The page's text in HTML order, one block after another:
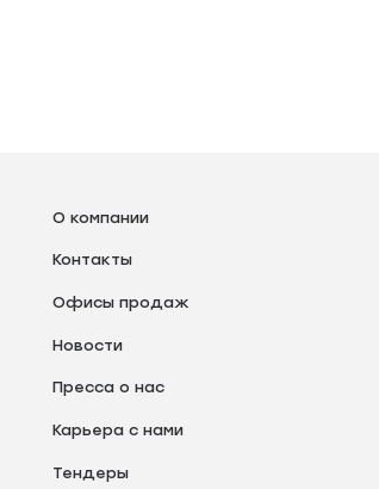
О компании
Контакты
Офисы продаж
Новости
Пресса о нас
Карьера с нами
Тендеры